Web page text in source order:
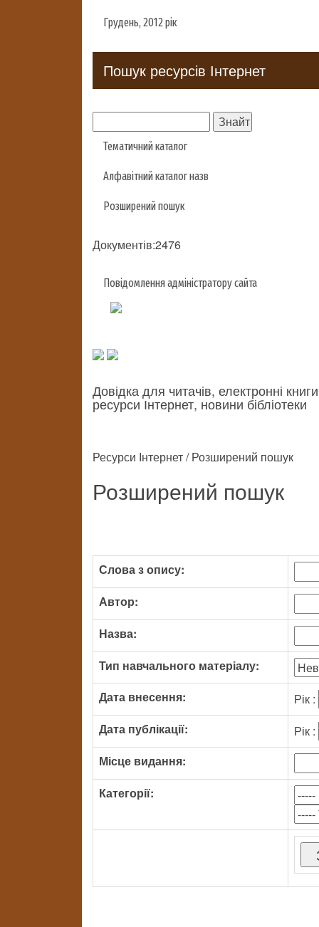
Грудень, 2012 рік
Пошук ресурсів Інтернет
Тематичний каталог
Алфавітний каталог назв
Розширений пошук
Документів:2476
Повідомлення адміністратору сайта
Довідка для читачів, електронні
ресурси Інтернет, новини бібліотеки
Ресурси Інтернет / Розширений пошук
Розширений пошук
Слова з опису:
Автор:
Назва:
Тип навчального матеріалу:
Дата внесення:
Рік :
Дата публікації:
Рік :
Місце видання:
Категорії: